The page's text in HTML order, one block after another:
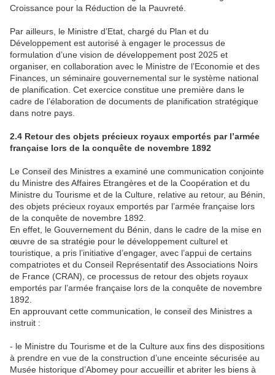
Croissance pour la Réduction de la Pauvreté.
Par ailleurs, le Ministre d’Etat, chargé du Plan et du
Développement est autorisé à engager le processus de
formulation d’une vision de développement post 2025 et
organiser, en collaboration avec le Ministre de l’Economie et des
Finances, un séminaire gouvernemental sur le système national
de planification. Cet exercice constitue une première dans le
cadre de l’élaboration de documents de planification stratégique
dans notre pays.
2.4 Retour des objets précieux royaux emportés par l’armée
française lors de la conquête de novembre 1892
Le Conseil des Ministres a examiné une communication conjointe
du Ministre des Affaires Etrangères et de la Coopération et du
Ministre du Tourisme et de la Culture, relative au retour, au Bénin,
des objets précieux royaux emportés par l’armée française lors
de la conquête de novembre 1892.
En effet, le Gouvernement du Bénin, dans le cadre de la mise en
œuvre de sa stratégie pour le développement culturel et
touristique, a pris l’initiative d’engager, avec l’appui de certains
compatriotes et du Conseil Représentatif des Associations Noirs
de France (CRAN), ce processus de retour des objets royaux
emportés par l’armée française lors de la conquête de novembre
1892.
En approuvant cette communication, le conseil des Ministres a
instruit :
- le Ministre du Tourisme et de la Culture aux fins des dispositions
à prendre en vue de la construction d’une enceinte sécurisée au
Musée historique d’Abomey pour accueillir et abriter les biens à